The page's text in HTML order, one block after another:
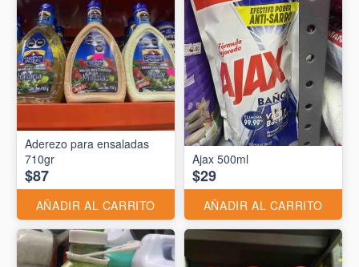
Aderezo para ensaladas
710gr
$87
AÑADIR AL CARRITO
Ajax 500ml
$29
AÑADIR AL CARRITO